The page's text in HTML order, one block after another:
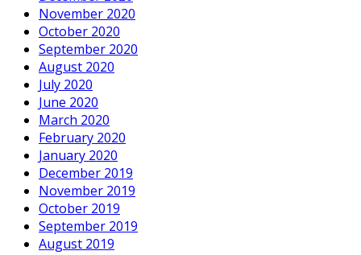
November 2020
October 2020
September 2020
August 2020
July 2020
June 2020
March 2020
February 2020
January 2020
December 2019
November 2019
October 2019
September 2019
August 2019